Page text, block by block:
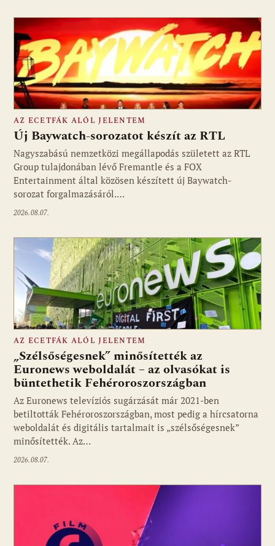
Fotó: media1.hu
AZ ECETFÁK ALÓL JELENTEM
Új Baywatch-sorozatot készít az RTL
Nagyszabású nemzetközi megállapodás született az RTL
Group tulajdonában lévő Fremantle és a FOX
Entertainment által közösen készített új Baywatch-
sorozat forgalmazásáról.…
2026.08.07.
Fotó: media1.hu
AZ ECETFÁK ALÓL JELENTEM
„Szélsőségesnek” minősítették az
Euronews weboldalát – az olvasókat is
büntethetik Fehéroroszországban
Az Euronews televíziós sugárzását már 2021-ben
betiltották Fehéroroszországban, most pedig a hírcsatorna
weboldalát és digitális tartalmait is „szélsőségesnek”
minősítették. Az…
2026.08.07.